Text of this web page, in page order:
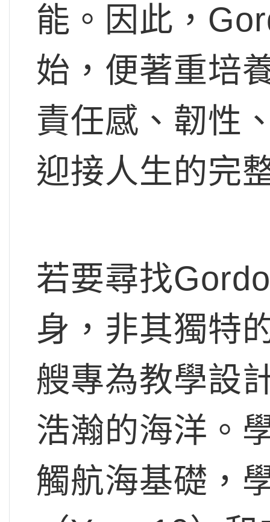
能。因此，
始，便著重培
責任感、韌性
迎接人生的完
若要尋找
身，非其獨特
艘專為教學設
浩瀚的海洋。
觸航海基礎，